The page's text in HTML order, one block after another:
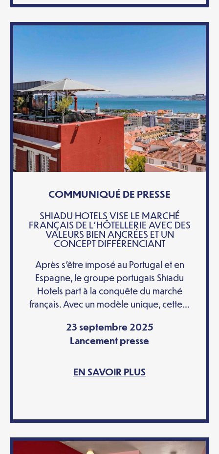
COMMUNIQUÉ DE PRESSE
SHIADU HOTELS VISE LE MARCHÉ
FRANÇAIS DE L’HÔTELLERIE AVEC DES
VALEURS BIEN ANCRÉES ET UN
CONCEPT DIFFÉRENCIANT
Après s’être imposé au Portugal et en
Espagne, le groupe portugais Shiadu
Hotels part à la conquête du marché
français. Avec un modèle unique, cette...
23 septembre 2025
Lancement presse
EN SAVOIR PLUS